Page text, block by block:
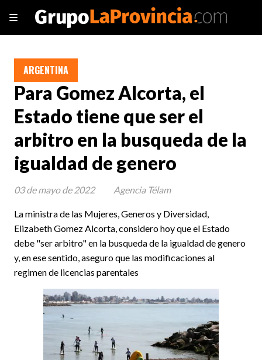
Para Gomez Alcorta, el
Estado tiene que ser el
arbitro en la busqueda de la
igualdad de genero
La ministra de las Mujeres, Generos y Diversidad,
Elizabeth Gomez Alcorta, considero hoy que el Estado
debe "ser arbitro" en la busqueda de la igualdad de genero
y, en ese sentido, aseguro que las modificaciones al
regimen de licencias parentales
ARGENTINA
03 de mayo de 2022 Agencia Télam